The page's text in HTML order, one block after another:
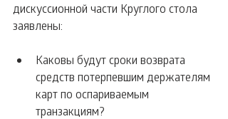
дискуссионной части Круглого стола
заявлены:
Каковы будут сроки возврата
средств потерпевшим держателям
карт по оспариваемым
транзакциям?